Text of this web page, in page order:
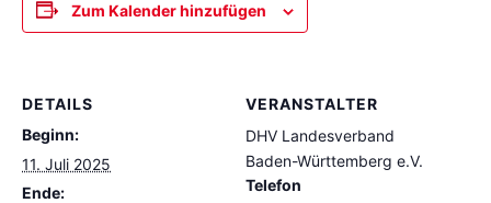
Zum Kalender hinzufügen
DETAILS
Beginn:
11. Juli 2025
Ende:
VERANSTALTER
DHV Landesverband
Baden-Württemberg e.V.
Telefon